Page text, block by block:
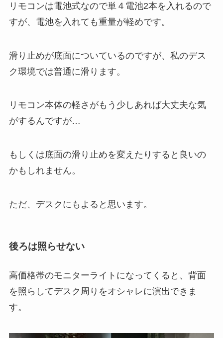
リモコンは電池式なので単４電池2本を入れるので
すが、電池を入れても重量が軽めです。
滑り止めが底面についているのですが、私のデス
ク環境では普通に滑ります。
リモコン本体の軽さがもう少しあれば大丈夫な気
がするんですが…
もしくは底面の滑り止めを変えたりすると良いの
かもしれません。
ただ、デスクにもよると思います。
後ろは照らせない
高価格帯のモニターライトになってくると、背面
を照らしてデスク周りをオシャレに演出できま
す。